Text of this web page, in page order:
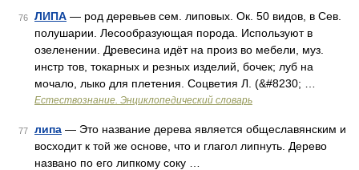
76 ЛИПА — род деревьев сем. липовых. Ок. 50 видов, в Сев.
полушарии. Лесообразующая порода. Используют в
озеленении. Древесина идёт на произ во мебели, муз.
инстр тов, токарных и резных изделий, бочек; луб на
мочало, лыко для плетения. Соцветия Л. (&#8230; …
Естествознание. Энциклопедический словарь
77 липа — Это название дерева является общеславянским и
восходит к той же основе, что и глагол липнуть. Дерево
названо по его липкому соку …